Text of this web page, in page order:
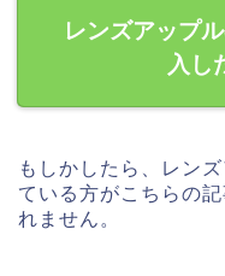
レンズアップ
入し
もしかしたら、レン
ている方がこちらの
れません。